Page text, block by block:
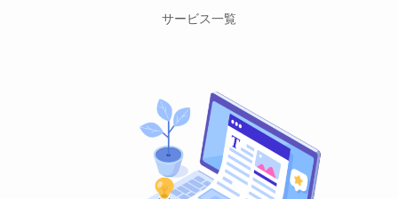
サービス一覧